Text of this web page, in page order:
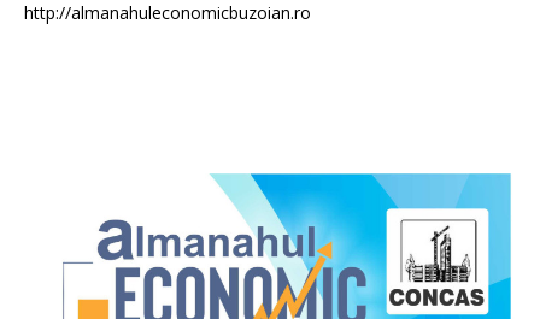
http://almanahuleconomicbuzoian.ro